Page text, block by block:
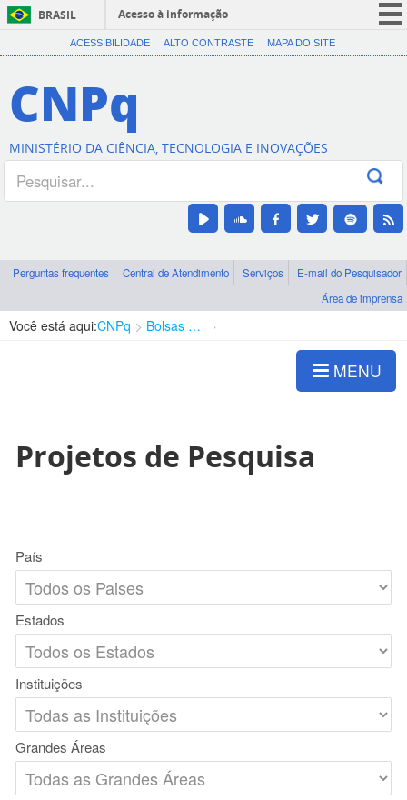
BRASIL
Acesso à informação
CORONAVÍRUS (COVID-19)
Canais
ACESSIBILIDADE ALTO CONTRASTE MAPA DO SITE
CNPq
MINISTÉRIO DA CIÊNCIA, TECNOLOGIA E INOVAÇÕES
Perguntas frequentes Central de Atendimento Serviços
E-mail do Pesquisador
Área de imprensa
Você está aqui:CNPq Bolsas e Auxílios Vigentes
MENU
Projetos de Pesquisa
País
Estados
Instituições
Grandes Áreas